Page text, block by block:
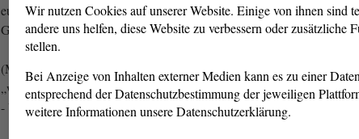
europäischen Gentechnikrichtlinie weiterhin
Gentechnik sein soll.
(Ministerin Dr. Lydia Hüskens: Wer ist denn
„wir“? - Guido Kosmehl, FDP: Die GRÜNEN!
- Unruhe)
Wir nutzen Cookies auf unserer Website. Einige von ihnen sind
andere uns helfen, diese Website zu verbessern oder
stellen.
Bei Anzeige von Inhalten externer Medien kann es zu einer
entsprechend der Datenschutzbestimmung der jeweiligen
weitere Informationen unsere Datenschutzerklärung.